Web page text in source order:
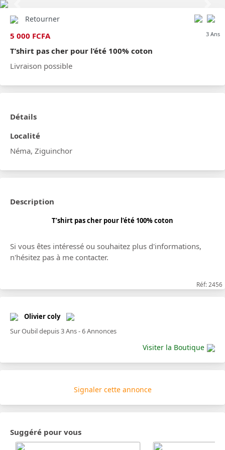
Retourner
5 000 FCFA 3 Ans
T’shirt pas cher pour l’été 100% coton
Livraison possible
Détails
Localité
Néma, Ziguinchor
Description
T’shirt pas cher pour l’été 100% coton
Si vous êtes intéressé ou souhaitez plus d'informations,
n'hésitez pas à me contacter.
Réf: 2456
Olivier coly
Sur Oubil depuis 3 Ans - 6 Annonces
Visiter la Boutique
Signaler cette annonce
Suggéré pour vous